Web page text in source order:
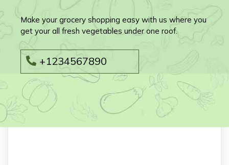
Make your grocery shopping easy with us where you
get your all fresh vegetables under one roof.
+1234567890